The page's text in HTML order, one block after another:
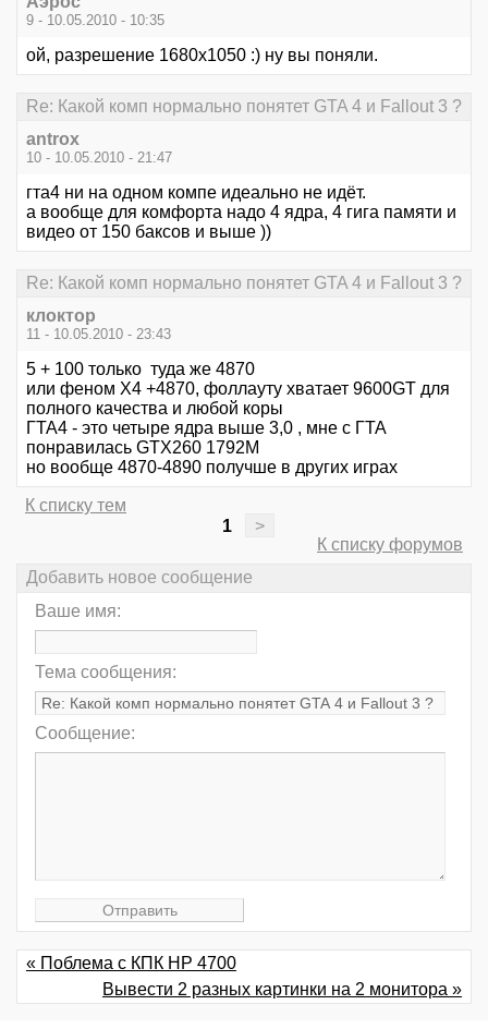
9 - 10.05.2010 - 10:35
ой, разрешение 1680х1050 :) ну вы поняли.
Re: Какой комп нормально понятет GTA 4 и Fallout 3 ?
antrox
10 - 10.05.2010 - 21:47
гта4 ни на одном компе идеально не идёт.
а вообще для комфорта надо 4 ядра, 4 гига памяти и
видео от 150 баксов и выше ))
Re: Какой комп нормально понятет GTA 4 и Fallout 3 ?
клоктор
11 - 10.05.2010 - 23:43
5 + 100 только туда же 4870
или феном Х4 +4870, фоллауту хватает 9600GT для
полного качества и любой коры
ГТА4 - это четыре ядра выше 3,0 , мне с ГТА
понравилась GTX260 1792M
но вообще 4870-4890 получше в других играх
К списку тем
1
>
К списку форумов
Добавить новое сообщение
Ваше имя:
Тема сообщения:
Сообщение:
« Поблема с КПК HP 4700
Вывести 2 разных картинки на 2 монитора »